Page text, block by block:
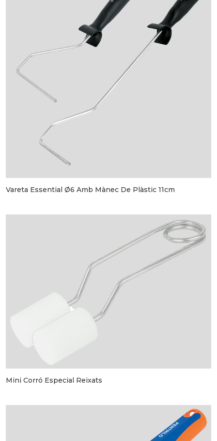
Vareta Essential Ø6 Amb Mànec De Plàstic 11cm
Mini Corró Especial Reixats